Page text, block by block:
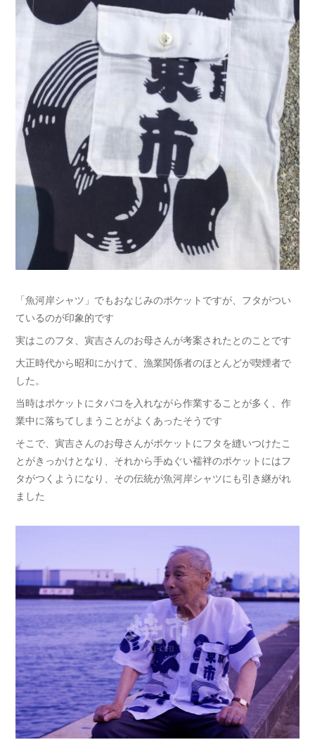
「魚河岸シャツ」でもおなじみのポケットですが、フタがつい
ているのが印象的です
実はこのフタ、寅吉さんのお母さんが考案されたとのことです
大正時代から昭和にかけて、漁業関係者のほとんどが喫煙者で
した。
当時はポケットにタバコを入れながら作業することが多く、作
業中に落ちてしまうことがよくあったそうです
そこで、寅吉さんのお母さんがポケットにフタを縫いつけたこ
とがきっかけとなり、それから手ぬぐい襦袢のポケットにはフ
タがつくようになり、その伝統が魚河岸シャツにも引き継がれ
ました